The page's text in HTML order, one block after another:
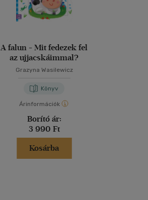
A falun - Mit fedezek fel
az ujjacskáimmal?
Grazyna Wasilewicz
Könyv
Árinformációk
Borító ár:
3 990 Ft
Kosárba